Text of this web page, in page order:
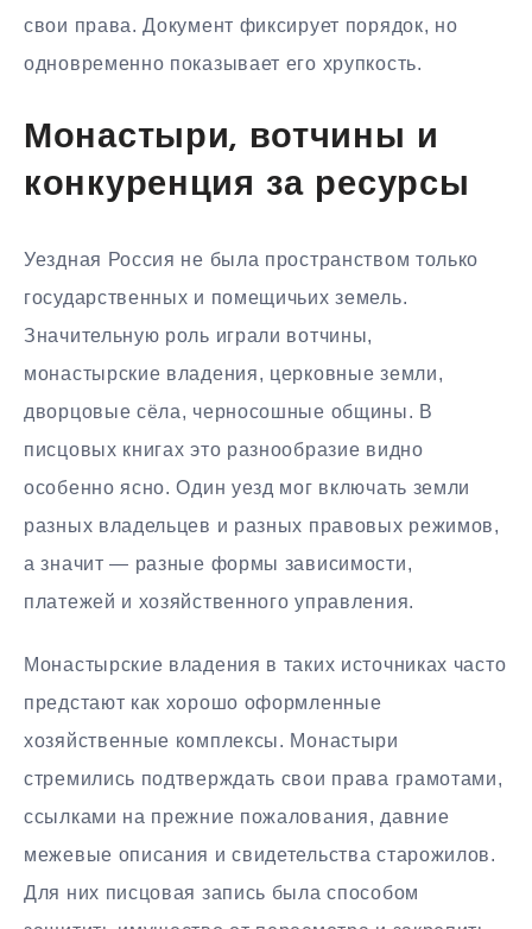
свои права. Документ фиксирует порядок, но
одновременно показывает его хрупкость.
Монастыри, вотчины и
конкуренция за ресурсы
Уездная Россия не была пространством только
государственных и помещичьих земель.
Значительную роль играли вотчины,
монастырские владения, церковные земли,
дворцовые сёла, черносошные общины. В
писцовых книгах это разнообразие видно
особенно ясно. Один уезд мог включать земли
разных владельцев и разных правовых режимов,
а значит — разные формы зависимости,
платежей и хозяйственного управления.
Монастырские владения в таких источниках часто
предстают как хорошо оформленные
хозяйственные комплексы. Монастыри
стремились подтверждать свои права грамотами,
ссылками на прежние пожалования, давние
межевые описания и свидетельства старожилов.
Для них писцовая запись была способом